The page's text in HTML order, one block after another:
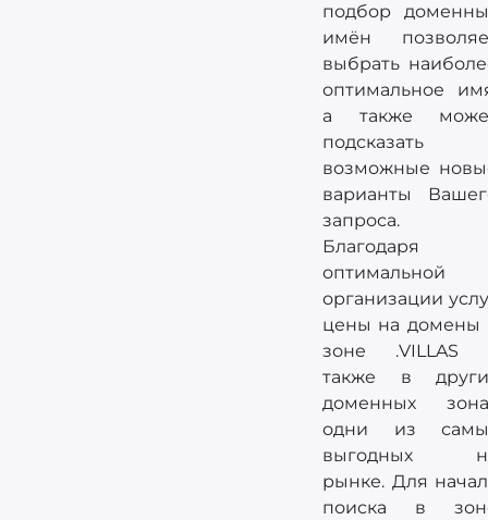
подбор
имён
выбрать
оптимальное
а также
подсказать
возможные
варианты
запроса.
Благодаря
оптимальной
организации
цены на домены
зоне .VILLAS
также в
доменных
одни из
выгодных
рынке. Для
поиска в